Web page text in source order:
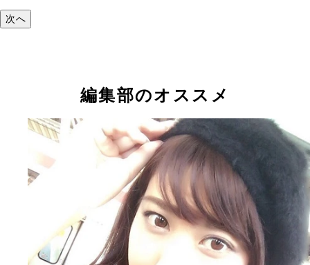
次へ
編集部のオススメ